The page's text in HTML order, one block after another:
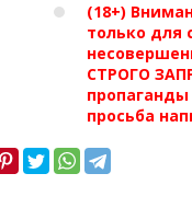
(18+)
только для
СТРОГО
просьба